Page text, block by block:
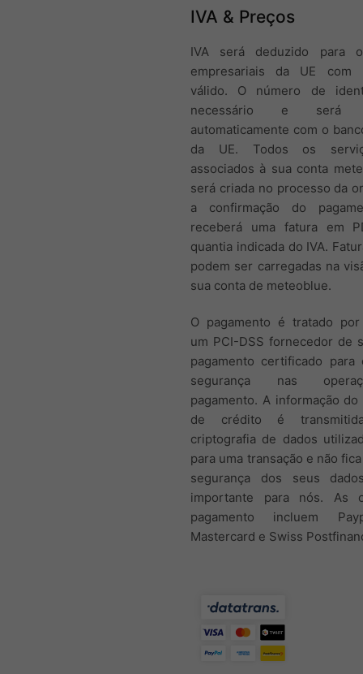
IVA & Preços
IVA será deduzido para
empresariais da UE com
válido. O número de
necessário e será
automaticamente com o
da UE. Todos os
associados à sua conta
será criada no processo da
a confirmação do
receberá uma fatura em
quantia indicada do IVA.
podem ser carregadas na
sua conta de meteoblue.
O pagamento é tratado por
um PCI-DSS fornecedor de
pagamento certificado para
segurança nas
pagamento. A informação
de crédito é
criptografia de dados
para uma transação e não
segurança dos seus
importante para nós. As
pagamento incluem
Mastercard e Swiss